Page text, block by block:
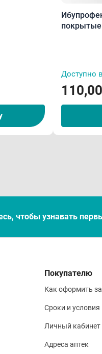
покрытые
Доступно
чтобы узнавать
Покупателю
Как оформить
Сроки и условия
Личный кабинет
Адреса аптек